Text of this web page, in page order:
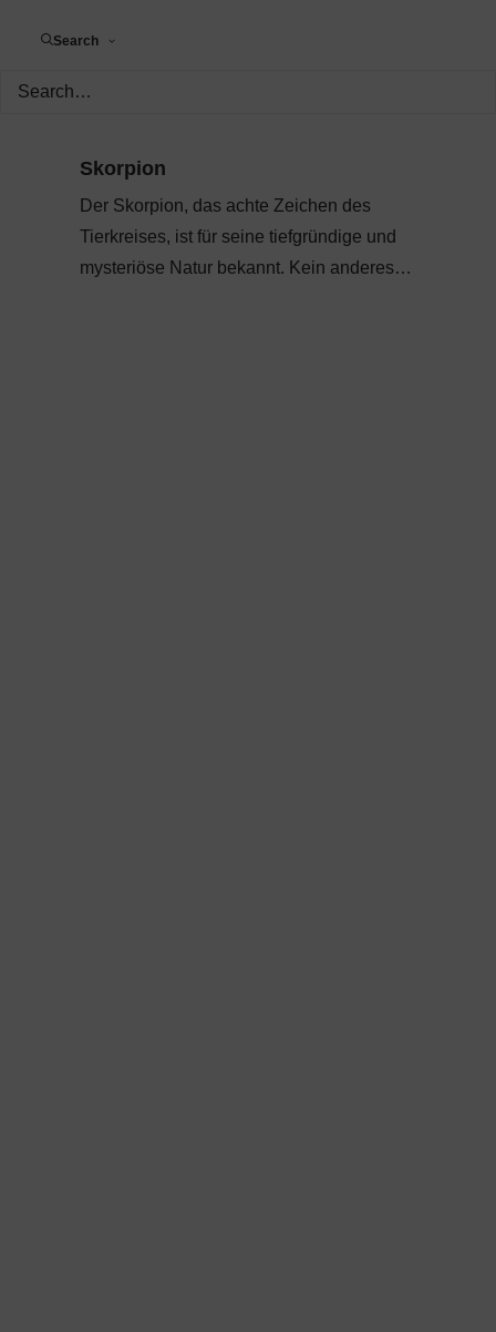
Search
Skorpion
Der Skorpion, das achte Zeichen des
Tierkreises, ist für seine tiefgründige und
mysteriöse Natur bekannt. Kein anderes…